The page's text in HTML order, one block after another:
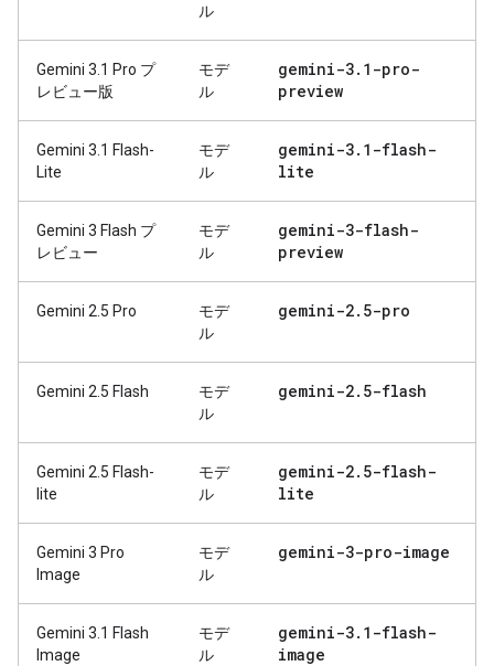
ル
Gemini 3.1 Pro プ
レビュー版
モデ
ル
gemini-3. 1-pro-
preview
Gemini 3.1 Flash-
Lite
モデ
ル
gemini-3. 1-flash-
lite
Gemini 3 Flash プ
レビュー
モデ
ル
gemini-3-flash-
preview
Gemini 2.5 Pro
モデ
ル
gemini-2. 5-pro
Gemini 2.5 Flash
モデ
ル
gemini-2. 5-flash
Gemini 2.5 Flash-
lite
モデ
ル
gemini-2. 5-flash-
lite
Gemini 3 Pro
Image
モデ
ル
gemini-3-pro-image
Gemini 3.1 Flash
Image
モデ
ル
gemini-3. 1-flash-
image